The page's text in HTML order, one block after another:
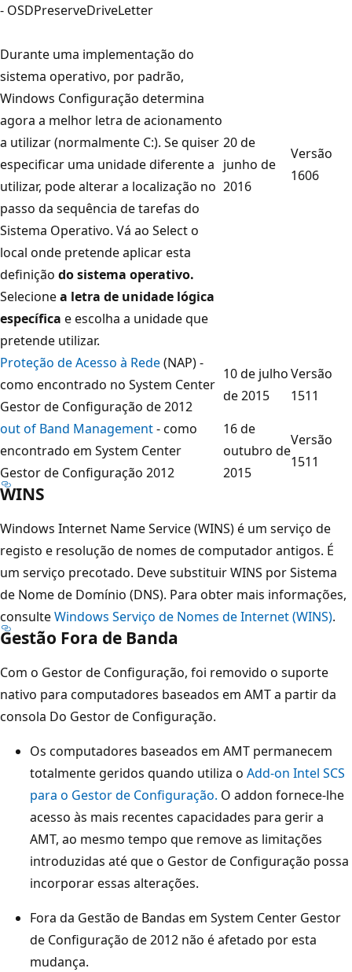
- OSDPreserveDriveLetter
Durante uma implementação do
sistema operativo, por padrão,
Windows Configuração determina
agora a melhor letra de acionamento
a utilizar (normalmente C:). Se quiser
especificar uma unidade diferente a
utilizar, pode alterar a localização no
passo da sequência de tarefas do
Sistema Operativo. Vá ao Select o
local onde pretende aplicar esta
definição do sistema operativo.
Selecionea letra de unidade lógica
específica e escolha a unidade que
pretende utilizar.
20 de
junho de
2016
Versão
1606
Proteção de Acesso à Rede(NAP) -
como encontrado no System Center
Gestor de Configuração de 2012
10 de julho
de 2015
Versão
1511
out of Band Management- como
encontrado em System Center
Gestor de Configuração 2012
16 de
outubro de
2015
Versão
1511
WINS
Windows Internet Name Service (WINS) é um serviço de
registo e resolução de nomes de computador antigos. É
um serviço precotado. Deve substituir WINS por Sistema
de Nome de Domínio (DNS). Para obter mais informações,
consulteWindows Serviço de Nomes de Internet (WINS).
Gestão Fora de Banda
Com o Gestor de Configuração, foi removido o suporte
nativo para computadores baseados em AMT a partir da
consola Do Gestor de Configuração.
Os computadores baseados em AMT permanecem
totalmente geridos quando utiliza o Add-on Intel SCS
para o Gestor de Configuração. O addon fornece-lhe
acesso às mais recentes capacidades para gerir a
AMT, ao mesmo tempo que remove as limitações
introduzidas até que o Gestor de Configuração possa
incorporar essas alterações.
Fora da Gestão de Bandas em System Center Gestor
de Configuração de 2012 não é afetado por esta
mudança.